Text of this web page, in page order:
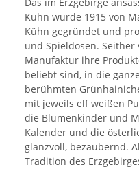
Kühn wurde 1915 von
Kühn gegründet und
und Spieldosen.
Manufaktur ihre
beliebt sind, in die
berühmten
mit jeweils elf weißen
die Blumenkinder und
Kalender und die
glanzvoll, bezaubernd.
Tradition des